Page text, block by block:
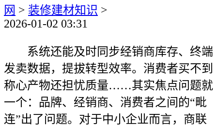
网 > 装修建材知识 >
2026-01-02 03:31
系统还能及时同步经销商库存、终端
发卖数据，提拔转型效率。消费者买不到
称心产物还担忧质量……其实焦点问题就
一个：品牌、经销商、消费者之间的“毗
连”出了问题。对于中小企业而言，商联